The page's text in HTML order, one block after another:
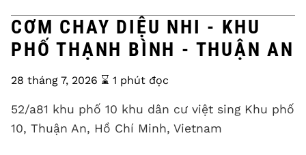
CƠM CHAY DIỆU NHI - KHU
PHỐ THẠNH BÌNH - THUẬN AN
28 tháng 7, 2026 ⌛️ 1 phút đọc
52/a81 khu phố 10 khu dân cư việt sing Khu phố
10, Thuận An, Hồ Chí Minh, Vietnam